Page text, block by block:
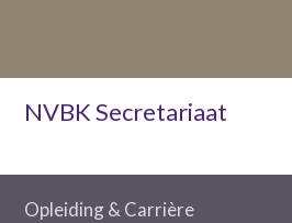
NVBK Secretariaat
Opleiding & Carrière